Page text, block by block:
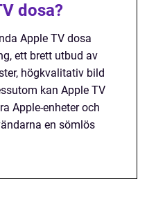
dosa?
Apple TV dosa
ett brett utbud av
högkvalitativ bild
kan Apple TV
Apple-enheter och
en sömlös